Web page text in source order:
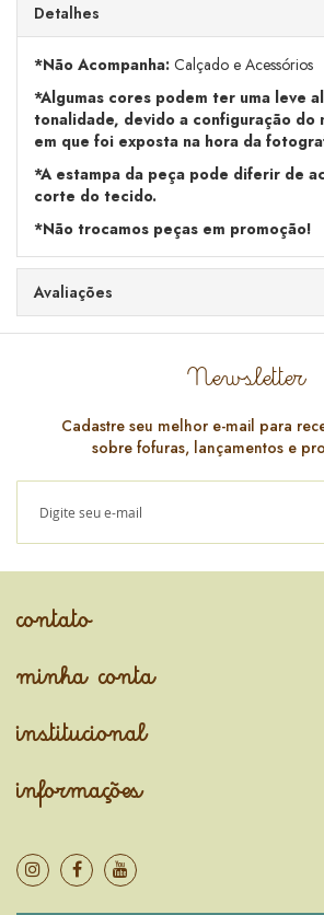
Detalhes
*Não Acompanha: Calçado e Acessórios
*Algumas cores podem ter uma leve
tonalidade, devido a configuração do
em que foi exposta na hora da
*A estampa da peça pode diferir de
corte do tecido.
*Não trocamos peças em promoção!
Avaliações
Newsletter
Cadastre seu melhor e-mail para
sobre fofuras, lançamentos e
contato
minha conta
institucional
informações